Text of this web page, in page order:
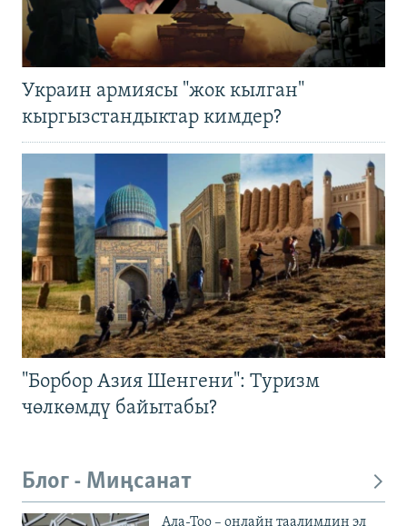
Украин армиясы "жок кылган"
кыргызстандыктар кимдер?
"Борбор Азия Шенгени": Туризм
чөлкөмдү байытабы?
Блог - Миңсанат
Ала-Тоо – онлайн таалимдин эл